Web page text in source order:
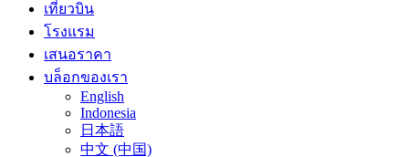
เที่ยวบิน
โรงแรม
เสนอราคา
บล็อกของเรา
English
Indonesia
日本語
中文 (中国)